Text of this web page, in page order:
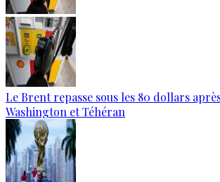
Le Brent repasse sous les 80 dollars
Washington et Téhéran